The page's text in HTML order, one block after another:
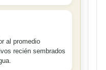
al promedio
recién sembrados